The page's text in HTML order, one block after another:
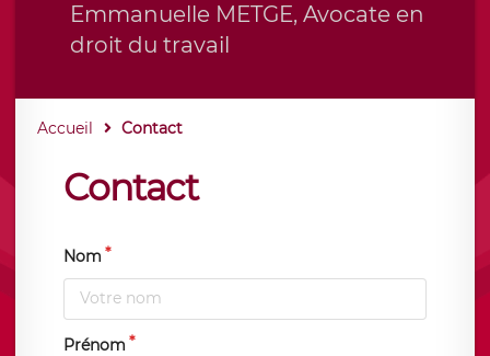
Emmanuelle METGE, Avocate en
droit du travail
Accueil Contact
Contact
Nom
Prénom